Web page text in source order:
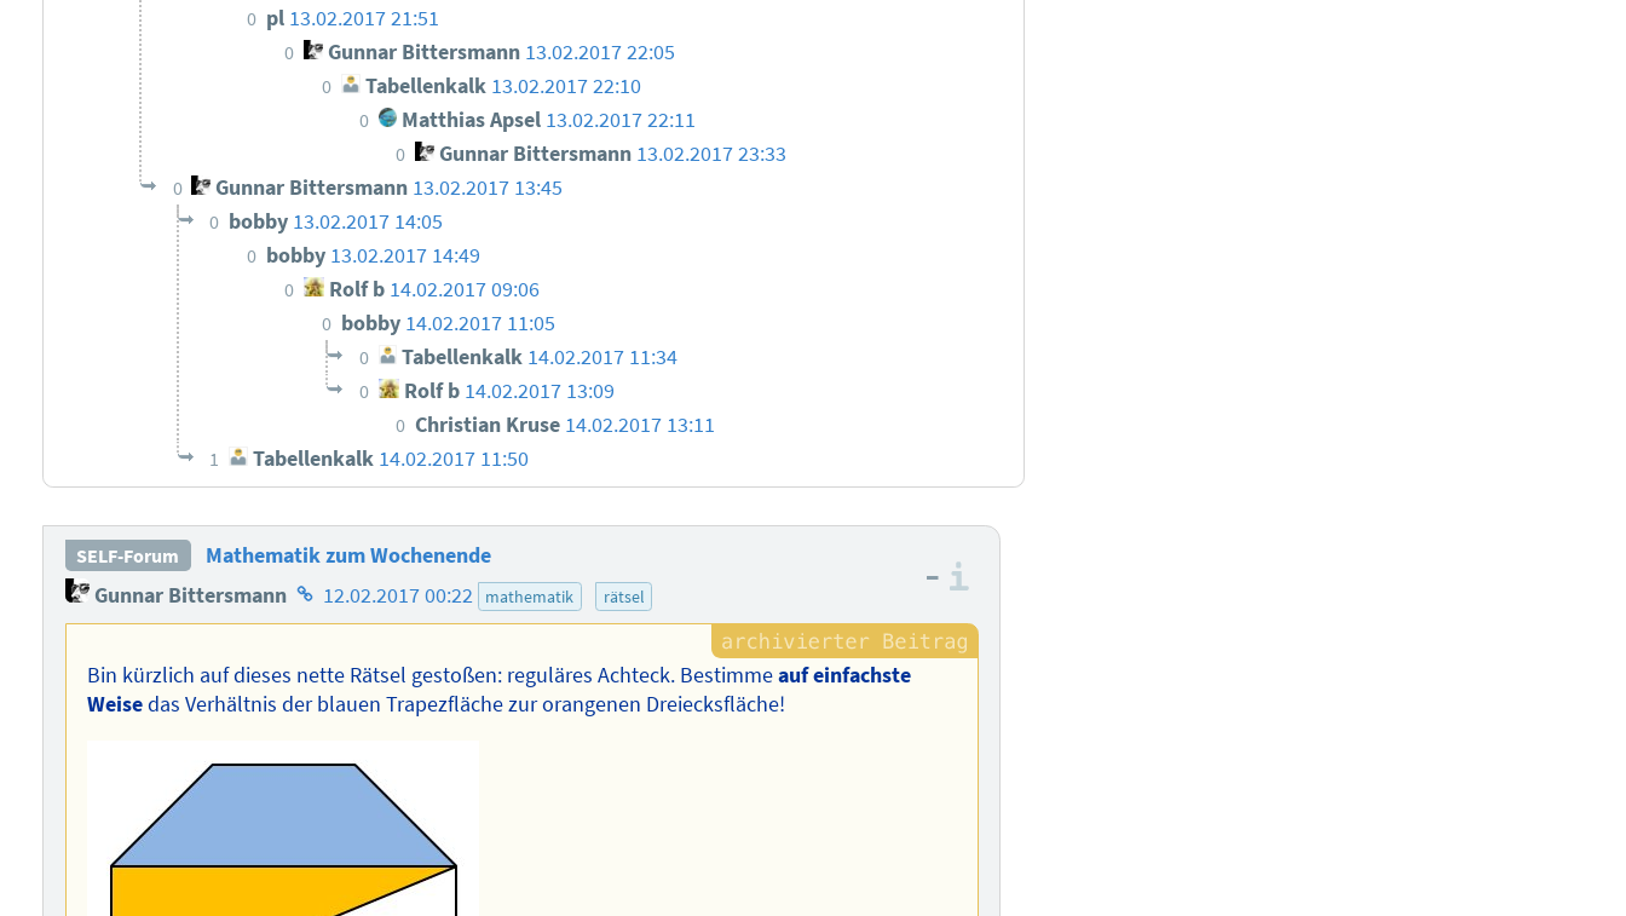
0 pl 13.02.2017 21:51
0 Gunnar Bittersmann 13.02.2017 22:05
0 Tabellenkalk 13.02.2017 22:10
0 Matthias Apsel 13.02.2017 22:11
0 Gunnar Bittersmann 13.02.2017 23:33
0 Gunnar Bittersmann 13.02.2017 13:45
0 bobby 13.02.2017 14:05
0 bobby 13.02.2017 14:49
0 Rolf b 14.02.2017 09:06
0 bobby 14.02.2017 11:05
0 Tabellenkalk 14.02.2017 11:34
0 Rolf b 14.02.2017 13:09
0 Christian Kruse 14.02.2017 13:11
1 Tabellenkalk 14.02.2017 11:50
SELF-Forum
Mathematik zum Wochenende
Gunnar Bittersmann Homepage
des
12.02.2017 00:22 mathematik rätsel
–
Bin kürzlich auf dieses nette Rätsel gestoßen: reguläres Achteck. Bestimmeauf einfachste
Weisedas Verhältnis der blauen Trapezfläche zur orangenen Dreiecksfläche!